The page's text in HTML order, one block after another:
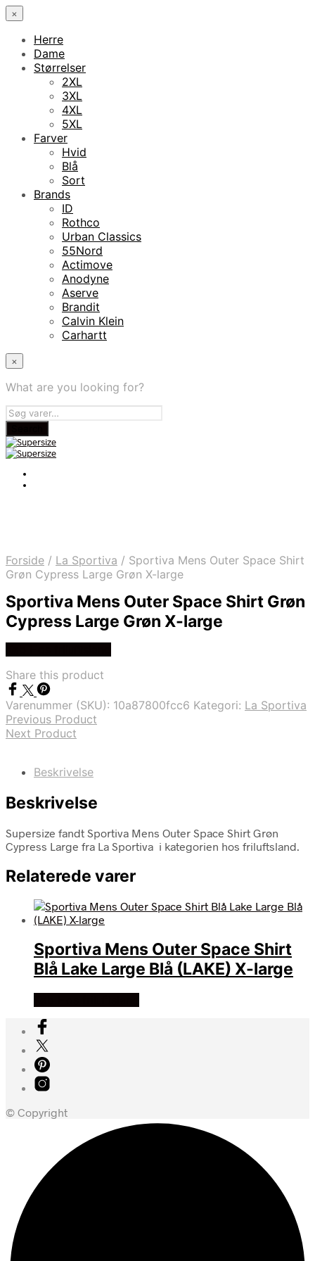
×
Herre
Dame
Størrelser
2XL
3XL
4XL
5XL
Farver
Hvid
Blå
Sort
Brands
ID
Rothco
Urban Classics
55Nord
Actimove
Anodyne
Aserve
Brandit
Calvin Klein
Carhartt
×
What are you looking for?
Forside / La Sportiva / Sportiva Mens Outer Space Shirt
Grøn Cypress Large Grøn X-large
Sportiva Mens Outer Space Shirt Grøn
Cypress Large Grøn X-large
Share this product
Varenummer (SKU): 10a87800fcc6 Kategori: La Sportiva
Previous Product
Next Product
Beskrivelse
Beskrivelse
Supersize fandt Sportiva Mens Outer Space Shirt Grøn
Cypress Large fra La Sportiva i kategorien hos friluftsland.
Relaterede varer
Sportiva Mens Outer Space Shirt
Blå Lake Large Blå (LAKE) X-large
© Copyright